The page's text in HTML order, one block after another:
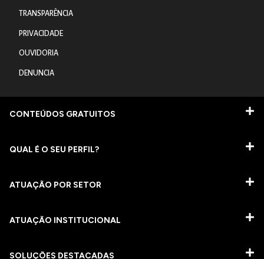
TRANSPARÊNCIA
PRIVACIDADE
OUVIDORIA
DENUNCIA
CONTEÚDOS GRATUITOS
QUAL É O SEU PERFIL?
ATUAÇÃO POR SETOR
ATUAÇÃO INSTITUCIONAL
SOLUÇÕES DESTACADAS